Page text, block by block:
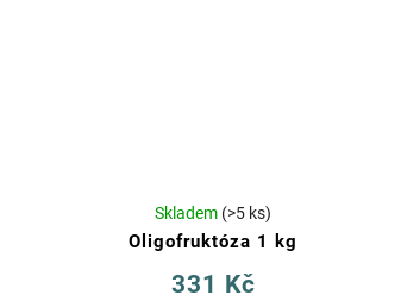
Oligofruktóza 1 kg
Skladem (>5 ks)
331 Kč